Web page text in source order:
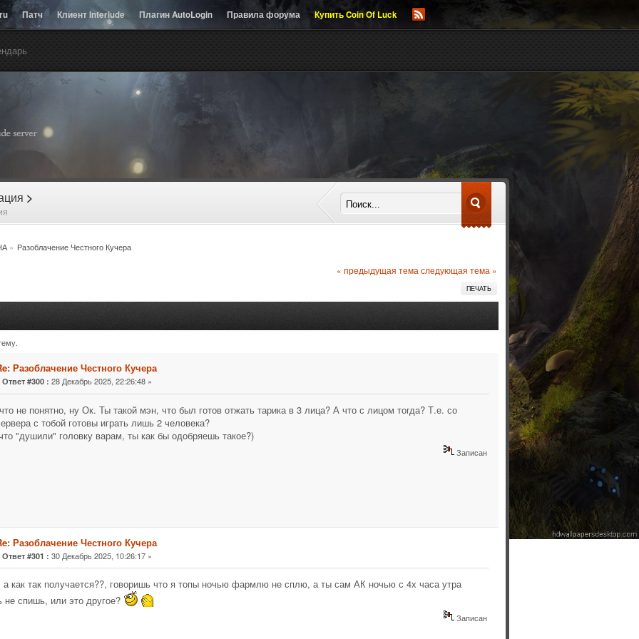
Патч Клиент Interlude Плагин AutoLogin Правила форума Купить Coin Of Luck
>
» Разоблачение Честного Кучера
« предыдущая тема следующая тема »
ПЕЧАТЬ
(Прочитано 179082 раз)
Разоблачение Честного Кучера
Ответ #300 : 28 Декабрь 2025, 22:26:48 »
не понятно, ну Ок. Ты такой мэн, что был готов отжать тарика в 3 лица? А что с лицом тогда? Т.е. со
с тобой готовы играть лишь 2 человека?
"душили" головку варам, ты как бы одобряешь такое?)
Записан
Разоблачение Честного Кучера
Ответ #301 : 30 Декабрь 2025, 10:26:17 »
а как так получается??, говоришь что я топы ночью фармлю не сплю, а ты сам АК ночью с 4х часа утра
не спишь, или это другое?
Записан